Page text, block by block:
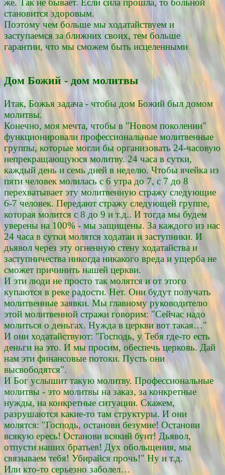
же. Так не бывает. Если сила прошла, то больной
становится здоровым.
Поэтому чем больше мы ходатайствуем и
заступаемся за ближних своих, тем больше
гарантии, что мы сможем быть исцеленными
Дом Божий - дом молитвы
Итак, Божья задача - чтобы дом Божий был домом
молитвы.
Конечно, моя мечта, чтобы в "Новом поколении"
функционировали профессиональные молитвенные
группы, которые могли бы организовать 24-часовую
непрекращающуюся молитву. 24 часа в сутки,
каждый день и семь дней в неделю. Чтобы ячейка из
пяти человек молилась с 6 утра до 7, с 7 до 8
перехватывает эту молитвенную стражу следующие
6-7 человек. Передают стражу следующей группе,
которая молится с 8 до 9 и т.д.. И тогда мы будем
уверены на 100% - мы защищены. За каждого из нас
24 часа в сутки молятся ходатаи и заступники. И
дьявол через эту огненную стену ходатайства и
заступничества никогда никакого вреда и ущерба не
сможет причинить нашей церкви.
И эти люди не просто так молятся и от этого
купаются в реке радости. Нет. Они будут получать
молитвенные заявки. Мы главному руководителю
этой молитвенной стражи говорим: "Сейчас надо
молиться о деньгах. Нужда в церкви вот такая…"
И они ходатайствуют: "Господь, у Тебя где-то есть
деньги на это. И мы просим, обеспечь церковь. Дай
нам эти финансовые потоки. Пусть они
высвободятся".
И Бог услышит такую молитву. Профессиональные
молитвы - это молитвы на заказ, за конкретные
нужды, на конкретные ситуации. Скажем,
разрушаются какие-то там структуры. И они
молятся: "Господь, останови безумие! Останови
всякую ересь! Останови всякий бунт! Дьявол,
отпусти наших братьев! Дух обольщения, мы
связываем тебя! Убирайся прочь!" Ну и т.д.
Или кто-то серьезно заболел…